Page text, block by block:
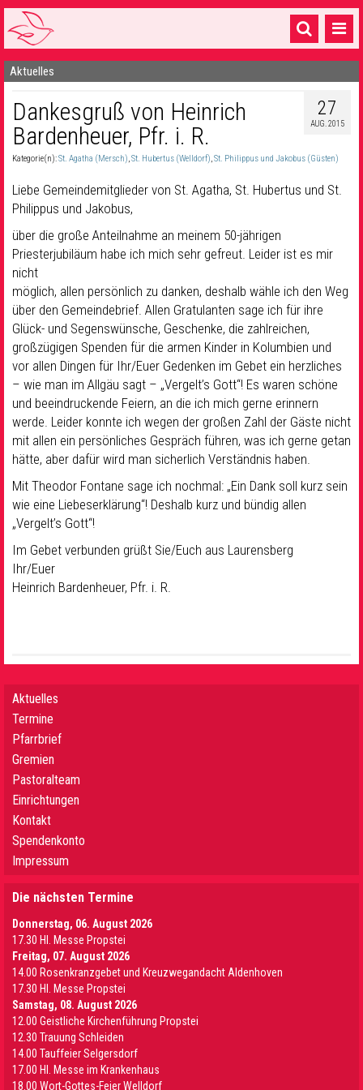
Startseite
1 Pfarrei
16 Gemeinden & mehr
Sakramente & Feste
Gemeinschaft & Soziales
Musik
Seelsorge & Kontakt
Aktuelles
27
AUG. 2015
Dankesgruß von Heinrich
Bardenheuer, Pfr. i. R.
Kategorie(n):St. Agatha (Mersch),St. Hubertus (Welldorf),St. Philippus und Jakobus (Güsten)
Liebe Gemeindemitglieder von St. Agatha, St. Hubertus und St.
Philippus und Jakobus,
über die große Anteilnahme an meinem 50-jährigen
Priesterjubiläum habe ich mich sehr gefreut. Leider ist es mir
nicht
möglich, allen persönlich zu danken, deshalb wähle ich den Weg
über den Gemeindebrief. Allen Gratulanten sage ich für ihre
Glück- und Segenswünsche, Geschenke, die zahlreichen,
großzügigen Spenden für die armen Kinder in Kolumbien und
vor allen Dingen für Ihr/Euer Gedenken im Gebet ein herzliches
– wie man im Allgäu sagt – „Vergelt’s Gott“! Es waren schöne
und beeindruckende Feiern, an die ich mich gerne erinnern
werde. Leider konnte ich wegen der großen Zahl der Gäste nicht
mit allen ein persönliches Gespräch führen, was ich gerne getan
hätte, aber dafür wird man sicherlich Verständnis haben.
Mit Theodor Fontane sage ich nochmal: „Ein Dank soll kurz sein
wie eine Liebeserklärung“! Deshalb kurz und bündig allen
„Vergelt’s Gott“!
Im Gebet verbunden grüßt Sie/Euch aus Laurensberg
Ihr/Euer
Heinrich Bardenheuer, Pfr. i. R.
Aktuelles
Termine
Pfarrbrief
Gremien
Pastoralteam
Einrichtungen
Kontakt
Spendenkonto
Impressum
Die nächsten Termine
Donnerstag, 06. August 2026
17.30 Hl. Messe Propstei
Freitag, 07. August 2026
14.00 Rosenkranzgebet und Kreuzwegandacht Aldenhoven
17.30 Hl. Messe Propstei
Samstag, 08. August 2026
12.00 Geistliche Kirchenführung Propstei
12.30 Trauung Schleiden
14.00 Tauffeier Selgersdorf
17.00 Hl. Messe im Krankenhaus
18.00 Wort-Gottes-Feier Welldorf